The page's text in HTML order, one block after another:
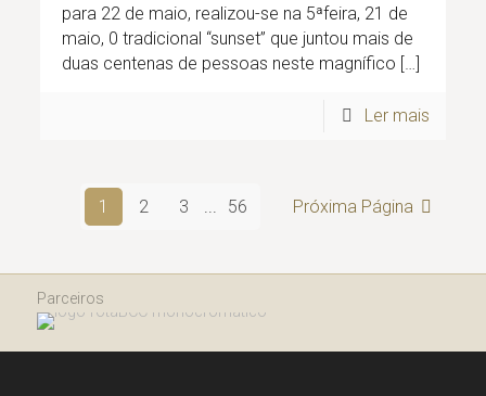
para 22 de maio, realizou-se na 5ªfeira, 21 de
maio, 0 tradicional “sunset” que juntou mais de
duas centenas de pessoas neste magnífico […]
Ler mais
1 2 3 ... 56 Próxima Página
Parceiros